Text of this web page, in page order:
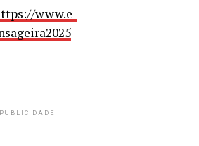
www.e-
PUBLICIDADE